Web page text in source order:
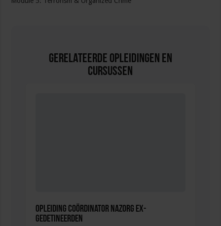
Gerelateerde Opleidingen en
Cursussen
Opleiding Coördinator nazorg ex-
gedetineerden